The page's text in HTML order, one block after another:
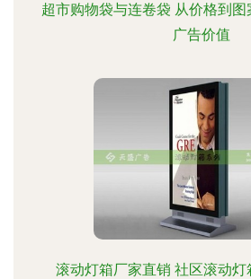
超市购物袋与连卷袋 从价格到
广告价值
滚动灯箱厂家直销 社区滚动